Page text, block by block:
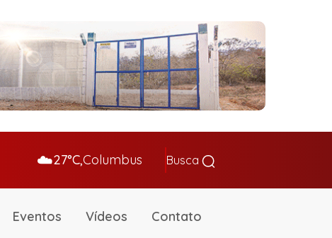
☁️27°C,Columbus Busca
Eventos Vídeos Contato